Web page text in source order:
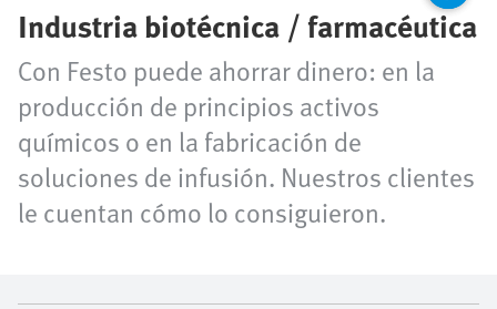
Industria biotécnica / farmacéutica
Con Festo puede ahorrar dinero: en la
producción de principios activos
químicos o en la fabricación de
soluciones de infusión. Nuestros clientes
le cuentan cómo lo consiguieron.